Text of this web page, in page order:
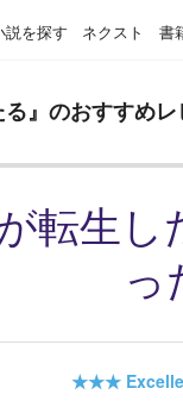
説を探す ネクスト 書
』のおすすめ
転生し
っ
★★★